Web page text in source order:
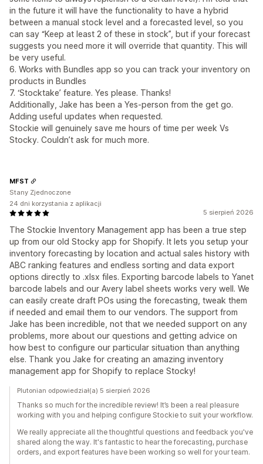
in the future it will have the functionality to have a hybrid
between a manual stock level and a forecasted level, so you
can say “Keep at least 2 of these in stock”, but if your forecast
suggests you need more it will override that quantity. This will
be very useful.
6. Works with Bundles app so you can track your inventory on
products in Bundles
7. ‘Stocktake’ feature. Yes please. Thanks!
Additionally, Jake has been a Yes-person from the get go.
Adding useful updates when requested.
Stockie will genuinely save me hours of time per week Vs
Stocky. Couldn’t ask for much more.
5 sierpień 2026
The Stockie Inventory Management app has been a true step
up from our old Stocky app for Shopify. It lets you setup your
inventory forecasting by location and actual sales history with
ABC ranking features and endless sorting and data export
options directly to .xlsx files. Exporting barcode labels to Yanet
barcode labels and our Avery label sheets works very well. We
can easily create draft POs using the forecasting, tweak them
if needed and email them to our vendors. The support from
Jake has been incredible, not that we needed support on any
problems, more about our questions and getting advice on
how best to configure our particular situation than anything
else. Thank you Jake for creating an amazing inventory
management app for Shopify to replace Stocky!
MFST
Stany Zjednoczone
24 dni korzystania z aplikacji
Plutonian odpowiedział(a) 5 sierpień 2026
Thanks so much for the incredible review! It’s been a real pleasure
working with you and helping configure Stockie to suit your workflow.
We really appreciate all the thoughtful questions and feedback you've
shared along the way. It's fantastic to hear the forecasting, purchase
orders, and export features have been working so well for your team.